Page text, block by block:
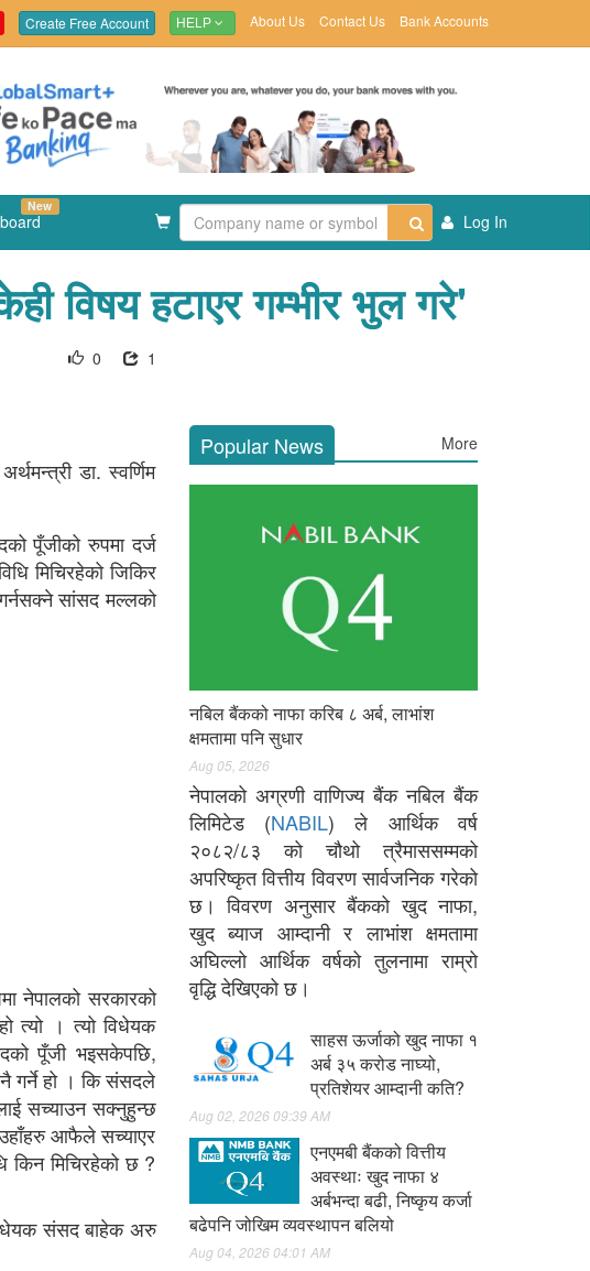
Create Free Account HELP About Us Contact Us Bank Accounts
New
Log In
विषय हटाएर गम्भीर भुल गरे'
1
0
डा. स्वर्णिम
पूँजीको रुपमा दर्ज
मिचिरहेको जिकिर
सांसद मल्लको
नेपालको सरकारको
त्यो । त्यो विधेयक
पूँजी भइसकेपछि,
गर्ने हो । कि संसदले
सच्याउन सक्नुहुन्छ
आफैले सच्याएर
किन मिचिरहेको छ ?
संसद बाहेक अरु
Popular News More
नबिल बैंकको नाफा करिब ८ अर्ब, लाभांश
क्षमतामा पनि सुधार
Aug 05, 2026
नेपालको अग्रणी वाणिज्य बैंक नबिल बैंक
लिमिटेड (NABIL) ले आर्थिक वर्ष
२०८२/८३ को चौथो त्रैमाससम्मको
अपरिष्कृत वित्तीय विवरण सार्वजनिक गरेको
छ। विवरण अनुसार बैंकको खुद नाफा,
खुद ब्याज आम्दानी र लाभांश क्षमतामा
अघिल्लो आर्थिक वर्षको तुलनामा राम्रो
वृद्धि देखिएको छ।
साहस ऊर्जाको खुद नाफा १
अर्ब ३५ करोड नाघ्यो,
प्रतिशेयर आम्दानी कति?
Aug 02, 2026 09:39 AM
एनएमबी बैंकको वित्तीय
अवस्थाः खुद नाफा ४
अर्बभन्दा बढी, निष्कृय कर्जा
बढेपनि जोखिम व्यवस्थापन बलियो
Aug 04, 2026 04:01 AM